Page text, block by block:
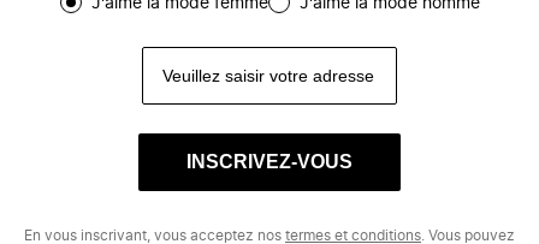
INSCRIVEZ-VOUS
En vous inscrivant, vous acceptez nos termes et conditions . Vous pouvez